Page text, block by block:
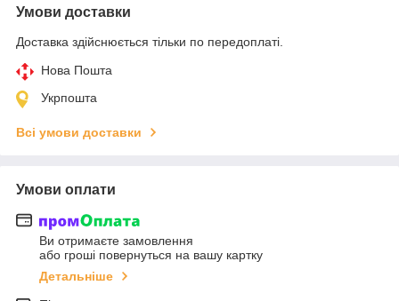
Умови доставки
Доставка здійснюється тільки по передоплаті.
Нова Пошта
Укрпошта
Всі умови доставки
Умови оплати
Ви отримаєте замовлення
або гроші повернуться на вашу картку
Детальніше